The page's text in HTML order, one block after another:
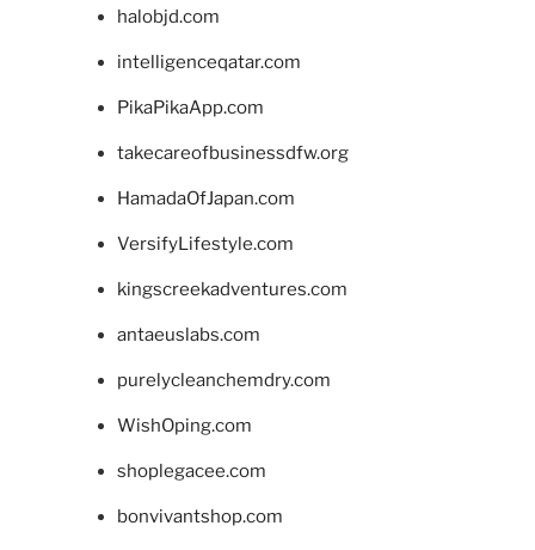
halobjd.com
intelligenceqatar.com
PikaPikaApp.com
takecareofbusinessdfw.org
HamadaOfJapan.com
VersifyLifestyle.com
kingscreekadventures.com
antaeuslabs.com
purelycleanchemdry.com
WishOping.com
shoplegacee.com
bonvivantshop.com